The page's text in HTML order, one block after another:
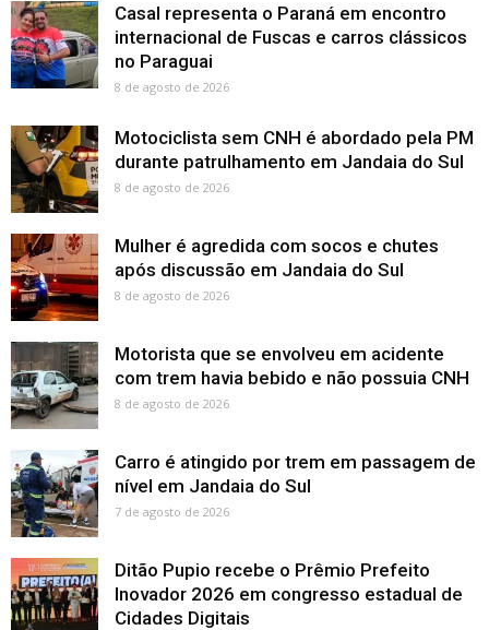
Casal representa o Paraná em encontro
internacional de Fuscas e carros clássicos
no Paraguai
8 de agosto de 2026
Motociclista sem CNH é abordado pela PM
durante patrulhamento em Jandaia do Sul
8 de agosto de 2026
Mulher é agredida com socos e chutes
após discussão em Jandaia do Sul
8 de agosto de 2026
Motorista que se envolveu em acidente
com trem havia bebido e não possuia CNH
8 de agosto de 2026
Carro é atingido por trem em passagem de
nível em Jandaia do Sul
7 de agosto de 2026
Ditão Pupio recebe o Prêmio Prefeito
Inovador 2026 em congresso estadual de
Cidades Digitais